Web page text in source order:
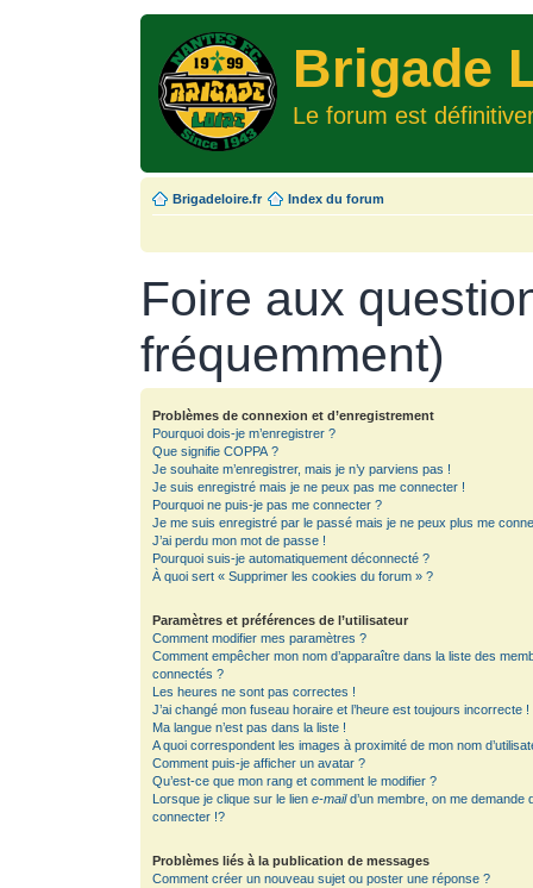
Brigade
Le forum est
Brigadeloire.fr Index du forum
Foire aux
fréquemment)
Problèmes de connexion et d’enregistrement
Pourquoi dois-je m’enregistrer ?
Que signifie COPPA ?
Je souhaite m’enregistrer, mais je n’y parviens pas !
Je suis enregistré mais je ne peux pas me connecter !
Pourquoi ne puis-je pas me connecter ?
Je me suis enregistré par le passé mais je ne peux plus me
J’ai perdu mon mot de passe !
Pourquoi suis-je automatiquement déconnecté ?
À quoi sert « Supprimer les cookies du forum » ?
Paramètres et préférences de l’utilisateur
Comment modifier mes paramètres ?
Comment empêcher mon nom d’apparaître dans la liste des
connectés ?
Les heures ne sont pas correctes !
J’ai changé mon fuseau horaire et l’heure est toujours incorrecte !
Ma langue n’est pas dans la liste !
A quoi correspondent les images à proximité de mon nom
Comment puis-je afficher un avatar ?
Qu’est-ce que mon rang et comment le modifier ?
Lorsque je clique sur le lien e-maild’un membre, on me demande
connecter !?
Problèmes liés à la publication de messages
Comment créer un nouveau sujet ou poster une réponse ?